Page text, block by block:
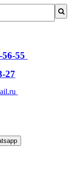
56-55
27